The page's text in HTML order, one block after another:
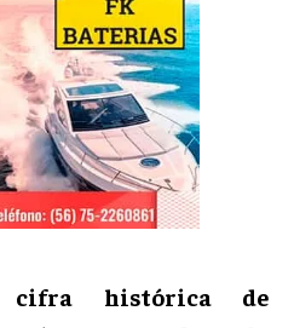
cifra histórica de